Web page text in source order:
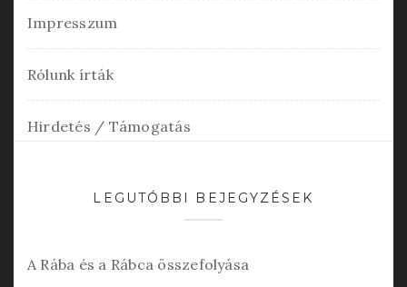
Impresszum
Rólunk írták
Hirdetés / Támogatás
LEGUTÓBBI BEJEGYZÉSEK
A Rába és a Rábca összefolyása